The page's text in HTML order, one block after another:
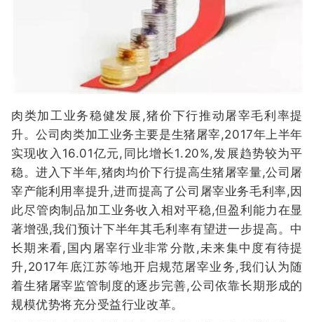
肉类加工业务稳健发展,猪价下行推动屠宰毛利率提
升。公司肉类加工业务主要是生猪屠宰,2017年上半年
实现收入16.01亿元,同比增长1.20%,发展趋势较为平
稳。进入下半年,猪肉均价下行提高生猪屠宰量,公司屠
宰产能利用率提升,进而提高了公司屠宰业务毛利率,因
此尽管肉制品加工业务收入相对平稳,但盈利能力在显
著增强,我们预计下半年其毛利率有望进一步提高。中
长期来看,国内屠宰行业非常分散,未来集中度有待提
升,2017年底江苏等地开启规范屠宰业务,我们认为随
着生猪屠宰监管制度的逐步完善,公司依靠长期形成的
规模优势将充分受益行业改革。